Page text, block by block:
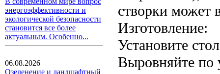
энергоэффективности и
экологической безопасности
становится все более
актуальным. Особенно...
06.08.2026
Озеленение и ландшафтный
створки может
Изготовление:
Установите
Выровняйте по